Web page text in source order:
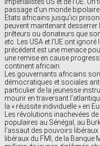
passage d’un monde
Etats africains jusqu’ici
peuvent maintenant desserrer
prêteurs ou donateurs que
etc. Les USA et l’UE ont
précédent est une menace
une remise en cause
continent africain.
Les gouvernants africains
démocratiques et sociales
particulier de la jeunesse
mourir en traversant
la « réussite individuelle » en
Les révolutions inachevées
populaires au Sénégal, au
l’assaut des pouvoirs
libéraux du FMI, de la Banque